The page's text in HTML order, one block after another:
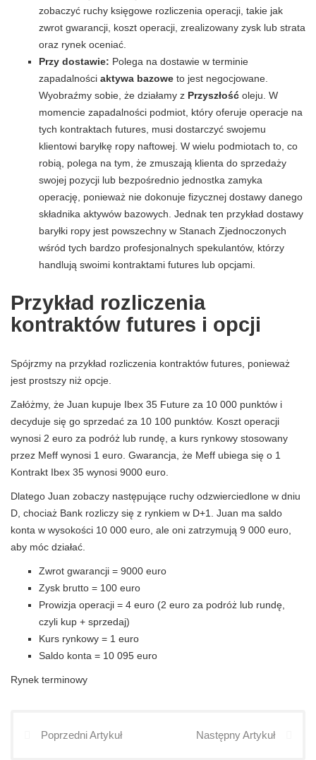
zobaczyć ruchy księgowe rozliczenia operacji, takie jak
zwrot gwarancji, koszt operacji, zrealizowany zysk lub strata
oraz rynek oceniać.
Przy dostawie: Polega na dostawie w terminie
zapadalności aktywa bazowe to jest negocjowane.
Wyobraźmy sobie, że działamy z Przyszłość oleju. W
momencie zapadalności podmiot, który oferuje operacje na
tych kontraktach futures, musi dostarczyć swojemu
klientowi baryłkę ropy naftowej. W wielu podmiotach to, co
robią, polega na tym, że zmuszają klienta do sprzedaży
swojej pozycji lub bezpośrednio jednostka zamyka
operację, ponieważ nie dokonuje fizycznej dostawy danego
składnika aktywów bazowych. Jednak ten przykład dostawy
baryłki ropy jest powszechny w Stanach Zjednoczonych
wśród tych bardzo profesjonalnych spekulantów, którzy
handlują swoimi kontraktami futures lub opcjami.
Przykład rozliczenia
kontraktów futures i opcji
Spójrzmy na przykład rozliczenia kontraktów futures, ponieważ
jest prostszy niż opcje.
Załóżmy, że Juan kupuje Ibex 35 Future za 10 000 punktów i
decyduje się go sprzedać za 10 100 punktów. Koszt operacji
wynosi 2 euro za podróż lub rundę, a kurs rynkowy stosowany
przez Meff wynosi 1 euro. Gwarancja, że ​​Meff ubiega się o 1
Kontrakt Ibex 35 wynosi 9000 euro.
Dlatego Juan zobaczy następujące ruchy odzwierciedlone w dniu
D, chociaż Bank rozliczy się z rynkiem w D+1. Juan ma saldo
konta w wysokości 10 000 euro, ale oni zatrzymują 9 000 euro,
aby móc działać.
Zwrot gwarancji = 9000 euro
Zysk brutto = 100 euro
Prowizja operacji = 4 euro (2 euro za podróż lub rundę,
czyli kup + sprzedaj)
Kurs rynkowy = 1 euro
Saldo konta = 10 095 euro
Rynek terminowy
Poprzedni Artykuł Następny Artykuł